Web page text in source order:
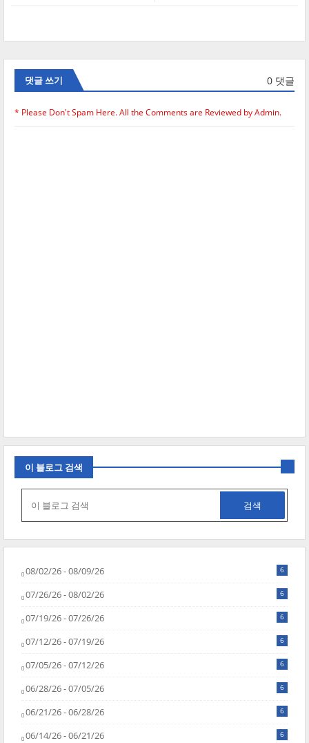
댓글 쓰기 0 댓글
* Please Don't Spam Here. All the Comments are Reviewed by Admin.
이 블로그 검색
08/02/26 - 08/09/26 6
07/26/26 - 08/02/26 6
07/19/26 - 07/26/26 6
07/12/26 - 07/19/26 6
07/05/26 - 07/12/26 6
06/28/26 - 07/05/26 6
06/21/26 - 06/28/26 6
06/14/26 - 06/21/26 6